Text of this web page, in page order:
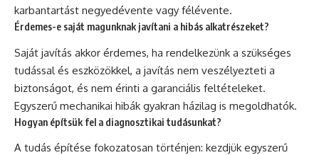
karbantartást negyedévente vagy félévente.
Érdemes-e saját magunknak javítani a hibás alkatrészeket?
Saját javítás akkor érdemes, ha rendelkezünk a szükséges
tudással és eszközökkel, a javítás nem veszélyezteti a
biztonságot, és nem érinti a garanciális feltételeket.
Egyszerű mechanikai hibák gyakran házilag is megoldhatók.
Hogyan építsük fel a diagnosztikai tudásunkat?
A tudás építése fokozatosan történjen: kezdjük egyszerű